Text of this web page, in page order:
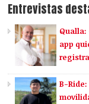
Entrevistas
Qualla:
app
B-